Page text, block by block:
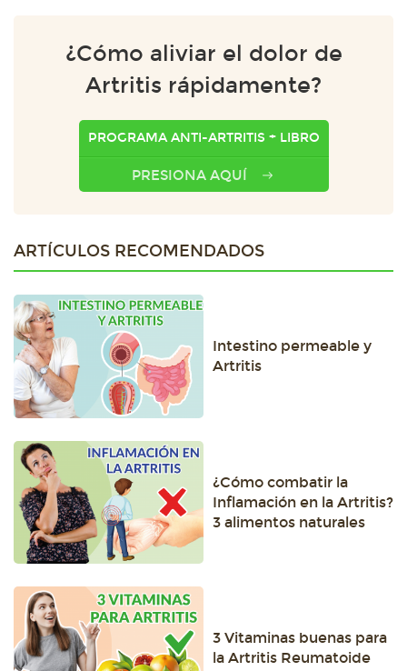
¿Cómo aliviar el dolor de
Artritis rápidamente?
PROGRAMA ANTI-ARTRITIS + LIBRO
PRESIONA AQUÍ
ARTÍCULOS RECOMENDADOS
Intestino permeable y
Artritis
¿Cómo combatir la
Inflamación en la Artritis?
3 alimentos naturales
3 Vitaminas buenas para
la Artritis Reumatoide